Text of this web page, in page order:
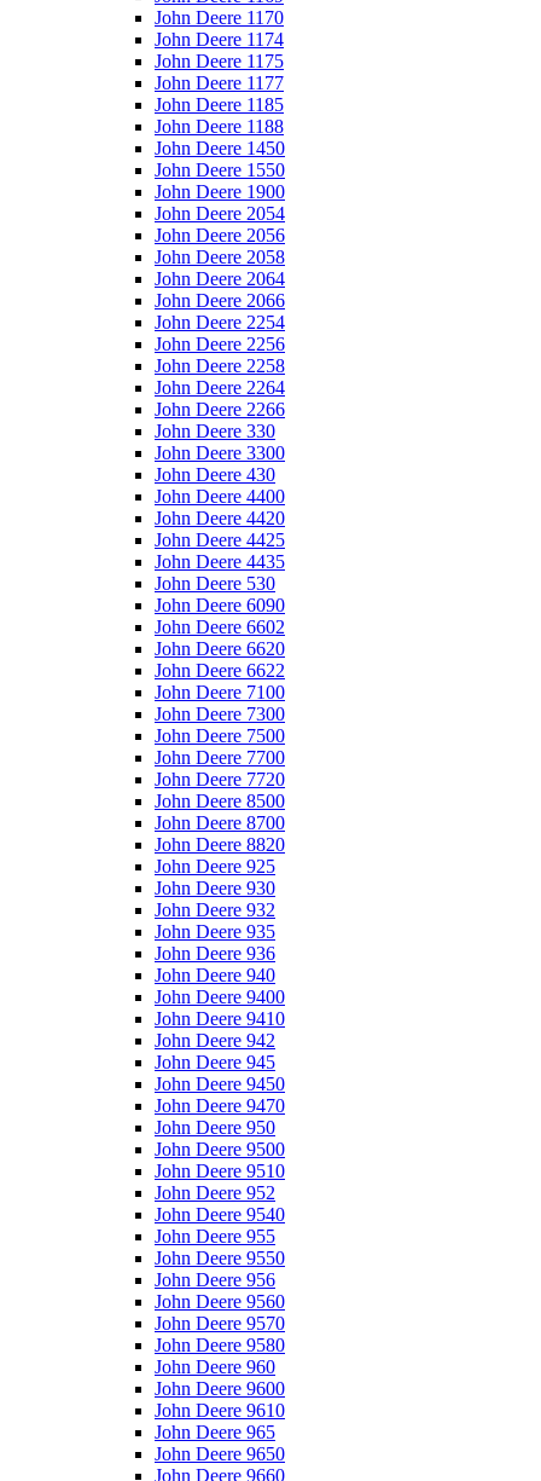
John Deere 1170
John Deere 1174
John Deere 1175
John Deere 1177
John Deere 1185
John Deere 1188
John Deere 1450
John Deere 1550
John Deere 1900
John Deere 2054
John Deere 2056
John Deere 2058
John Deere 2064
John Deere 2066
John Deere 2254
John Deere 2256
John Deere 2258
John Deere 2264
John Deere 2266
John Deere 330
John Deere 3300
John Deere 430
John Deere 4400
John Deere 4420
John Deere 4425
John Deere 4435
John Deere 530
John Deere 6090
John Deere 6602
John Deere 6620
John Deere 6622
John Deere 7100
John Deere 7300
John Deere 7500
John Deere 7700
John Deere 7720
John Deere 8500
John Deere 8700
John Deere 8820
John Deere 925
John Deere 930
John Deere 932
John Deere 935
John Deere 936
John Deere 940
John Deere 9400
John Deere 9410
John Deere 942
John Deere 945
John Deere 9450
John Deere 9470
John Deere 950
John Deere 9500
John Deere 9510
John Deere 952
John Deere 9540
John Deere 955
John Deere 9550
John Deere 956
John Deere 9560
John Deere 9570
John Deere 9580
John Deere 960
John Deere 9600
John Deere 9610
John Deere 965
John Deere 9650
John Deere 9660